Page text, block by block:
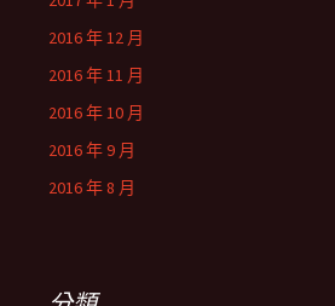
2016 年 12 月
2016 年 11 月
2016 年 10 月
2016 年 9 月
2016 年 8 月